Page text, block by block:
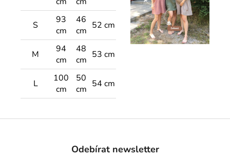
S
93
cm
46
cm 52 cm
M
94
cm
48
cm 53 cm
L
100
cm
50
cm 54 cm
Odebírat newsletter